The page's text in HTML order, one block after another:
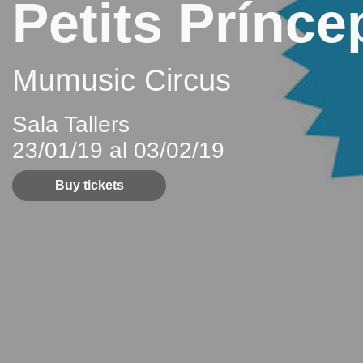
Petits
Mumusic Circus
Sala Tallers
23/01/19 al 03/02/19
Buy tickets